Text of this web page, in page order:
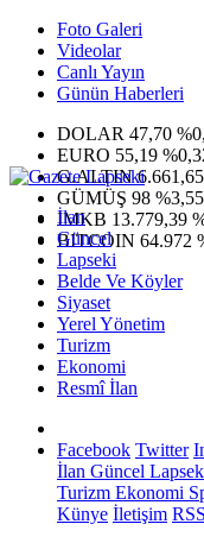
Foto Galeri
Videolar
Canlı Yayın
Günün Haberleri
DOLAR 47,70
EURO 55,19
G.ALTIN6.661,65
GÜMÜŞ 98 %3,55
IMKB 13.779,39
BITCOIN 64.972
İlan
Güncel
Lapseki
Belde Ve Köyler
Siyaset
Yerel Yönetim
Turizm
Ekonomi
Resmî İlan
Facebook Twitter
İlan Güncel
Turizm Ekonomi
Künye İletişim RSS